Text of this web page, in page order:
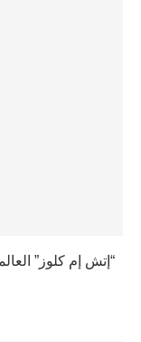
“إتش إم كلوز”